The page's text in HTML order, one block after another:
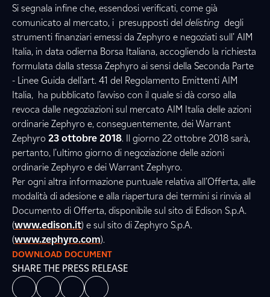
Si segnala infine che, essendosi verificati, come già
comunicato al mercato, i presupposti del delisting degli
strumenti finanziari emessi da Zephyro e negoziati sull’ AIM
Italia, in data odierna Borsa Italiana, accogliendo la richiesta
formulata dalla stessa Zephyro ai sensi della Seconda Parte
- Linee Guida dell’art. 41 del Regolamento Emittenti AIM
Italia, ha pubblicato l’avviso con il quale si dà corso alla
revoca dalle negoziazioni sul mercato AIM Italia delle azioni
ordinarie Zephyro e, conseguentemente, dei Warrant
Zephyro 23 ottobre 2018. Il giorno 22 ottobre 2018 sarà,
pertanto, l’ultimo giorno di negoziazione delle azioni
ordinarie Zephyro e dei Warrant Zephyro.
Per ogni altra informazione puntuale relativa all’Offerta, alle
modalità di adesione e alla riapertura dei termini si rinvia al
Documento di Offerta, disponibile sul sito di Edison S.p.A.
(www.edison.it) e sul sito di Zephyro S.p.A.
(www.zephyro.com).
DOWNLOAD DOCUMENT
SHARE THE PRESS RELEASE